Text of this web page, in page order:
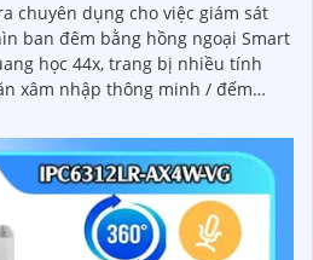
chuyên dụng cho việc giám sát
ban đêm bằng hồng ngoại Smart
học 44x, trang bị nhiều tính
xâm nhập thông minh / đếm